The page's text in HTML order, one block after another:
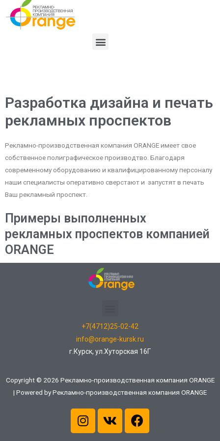
Разработка дизайна и печать
рекламных проспектов
Рекламно-производственная компания ORANGE имеет свое
собственное полиграфическое производтво. Благодаря
современному оборудованию и квалифицированному персоналу
наши специалисты оперативно сверстают и запустят в печать
Ваш рекламный проспект.
Примеры выполненных
рекламных проспектов компанией
ORANGE
+7(4712)25-02-42
info@orange-kursk.ru
г.Курск, ул.Хуторская 16Г
Copyright © 2026 Рекламно-производственная компания ORANGE
| Powered by Рекламно-производственная компания ORANGE